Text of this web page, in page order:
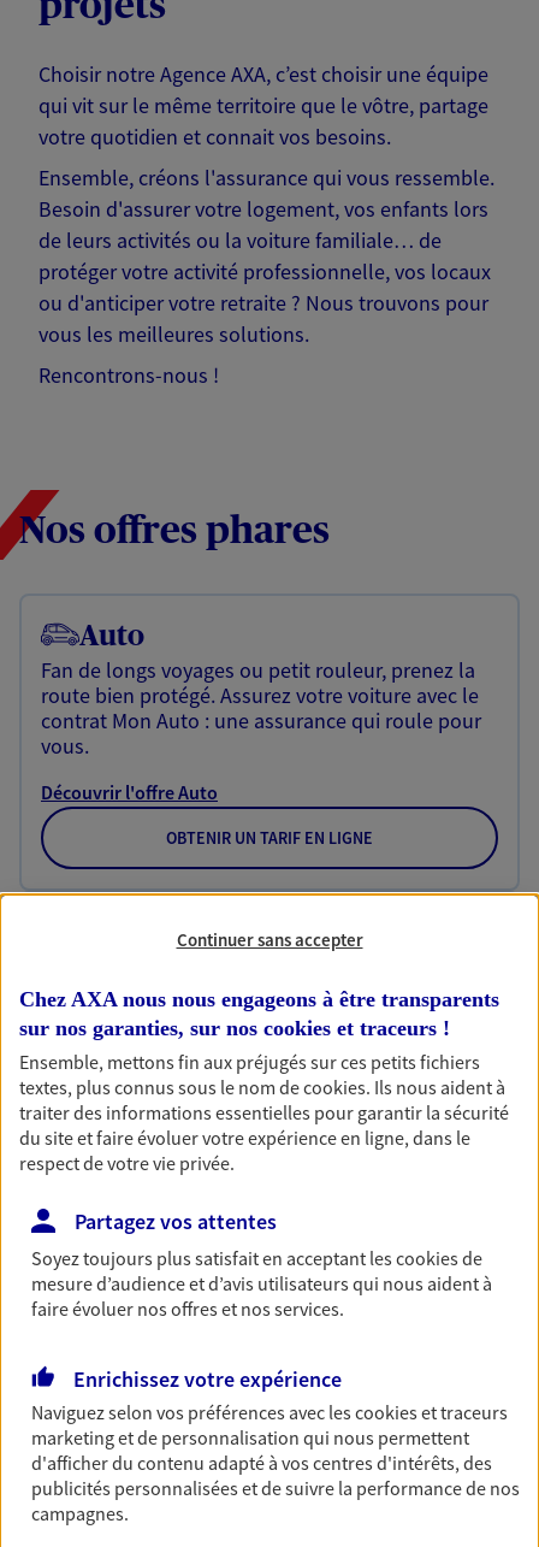
Choisir notre Agence AXA, c’est choisir une équipe
qui vit sur le même territoire que le vôtre, partage
votre quotidien et connait vos besoins.
Ensemble, créons l'assurance qui vous ressemble.
Besoin d'assurer votre logement, vos enfants lors
de leurs activités ou la voiture familiale… de
protéger votre activité professionnelle, vos locaux
ou d'anticiper votre retraite ? Nous trouvons pour
vous les meilleures solutions.
Rencontrons-nous !
Nos offres phares
Auto
Fan de longs voyages ou petit rouleur, prenez la
route bien protégé. Assurez votre voiture avec le
contrat Mon Auto : une assurance qui roule pour
vous.
Découvrir l'offre Auto
OBTENIR UN TARIF EN LIGNE
Habitation
contrat Ma Maison assure votre sérénité en
protégeant ce qui vous tient à coeur.
Découvrir l'offre Habitation
OBTENIR UN TARIF EN LIGNE
Bricoleuse, féru de jardinage, pâtissier en herbe
ou grande lectrice… personne n'est à l'abri d'un
accident du quotidien. Avec Ma Protection
Accident, protégez votre qualité de vie et vos
Découvrir l'offre Garantie Accidents de la Vie
OBTENIR UN TARIF EN LIGNE
Multirisque Entreprise
Continuer sans accepter
Chez AXA nous nous engageons à être transparents
sur nos garanties, sur nos cookies et traceurs !
Ensemble, mettons fin aux préjugés sur ces petits fichiers
textes, plus connus sous le nom decookies. Ils nous aident à
traiter des informations essentielles pour garantir la sécurité
du site et faire évoluer votre expérience en ligne, dans le
respect de votre vie privée.
Partagez vos attentes
Soyez toujours plus satisfait en acceptant lescookiesde
mesure d’audience et d’avis utilisateurs qui nous aident à
faire évoluer nos offres et nos services.
Enrichissez votre expérience
Naviguez selon vos préférences avec lescookies et traceurs
marketing et de personnalisation qui nous permettent
d'afficher du contenu adapté à vos centres d'intérêts, des
publicités personnalisées et de suivre la performance de nos
campagnes.